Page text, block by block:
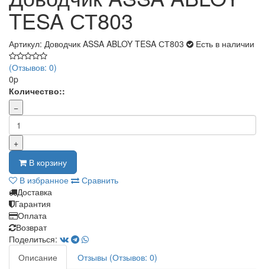
TESA СТ803
Артикул: Доводчик ASSA ABLOY TESA СТ803
Есть в наличии
(Отзывов: 0)
0p
Количество::
−
+
В корзину
В избранное
Сравнить
Доставка
Гарантия
Оплата
Возврат
Поделиться:
Описание
Отзывы (Отзывов: 0)